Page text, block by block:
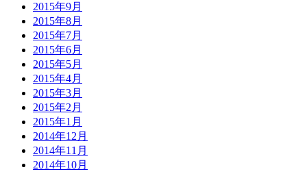
2015年9月
2015年8月
2015年7月
2015年6月
2015年5月
2015年4月
2015年3月
2015年2月
2015年1月
2014年12月
2014年11月
2014年10月